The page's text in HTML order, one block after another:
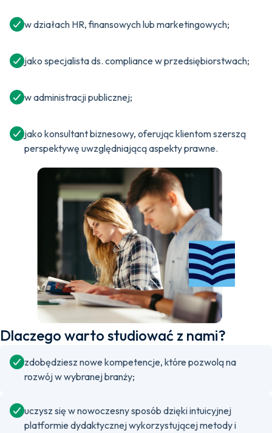
w działach HR, finansowych lub marketingowych;
jako specjalista ds. compliance w przedsiębiorstwach;
w administracji publicznej;
jako konsultant biznesowy, oferując klientom szerszą
perspektywę uwzględniającą aspekty prawne.
Dlaczego warto studiować z nami?
zdobędziesz nowe kompetencje, które pozwolą na
rozwój w wybranej branży;
uczysz się w nowoczesny sposób dzięki intuicyjnej
platformie dydaktycznej wykorzystującej metody i